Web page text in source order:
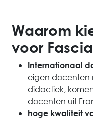
Waarom
voor
Internationaal
eigen docenten
didactiek,
docenten uit
hoge kwaliteit